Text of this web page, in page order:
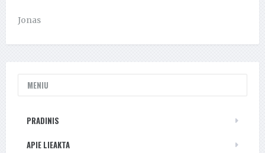
Jonas
MENIU
PRADINIS
APIE LIEAKTA